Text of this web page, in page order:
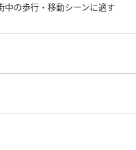
中の歩行・移動シーンに適す